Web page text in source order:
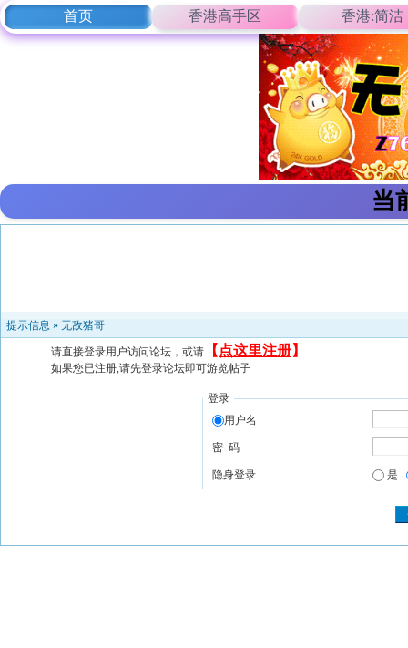
首页 香港高手区 香港:简洁
当
提示信息 » 无敌猪哥
请直接登录用户访问论坛，或请 【 点这里注册】
如果您已注册,请先登录论坛即可游览帖子
登录
用户名
密 码
隐身登录 是